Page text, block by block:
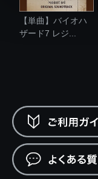
【単曲】バイオハ
ザード7 レジ...